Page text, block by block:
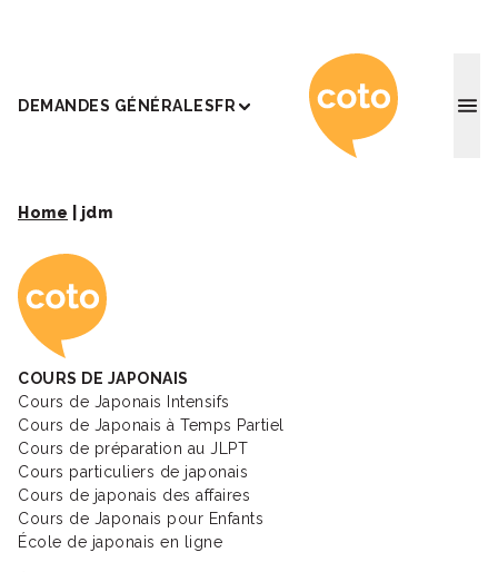
DEMANDES GÉNÉRALESFR Coto
Home jdm
Coto Academy -
COURS DE JAPONAIS
Cours de Japonais Intensifs
Cours de Japonais à Temps Partiel
Cours de préparation au JLPT
Cours particuliers de japonais
Cours de japonais des affaires
Cours de Japonais pour Enfants
École de japonais en ligne